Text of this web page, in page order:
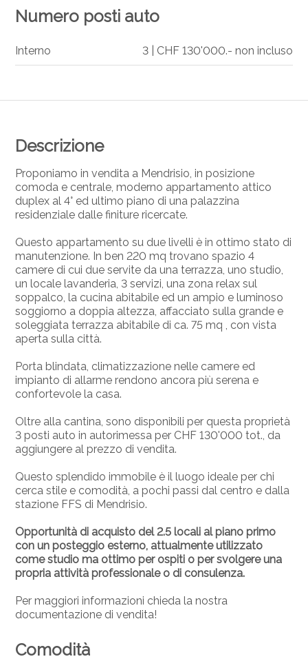
Descrizione
Proponiamo in vendita a Mendrisio, in posizione
comoda e centrale, moderno appartamento attico
duplex al 4° ed ultimo piano di una palazzina
residenziale dalle finiture ricercate.
Questo appartamento su due livelli è in ottimo stato di
manutenzione. In ben 220 mq trovano spazio 4
camere di cui due servite da una terrazza, uno studio,
un locale lavanderia, 3 servizi, una zona relax sul
soppalco, la cucina abitabile ed un ampio e luminoso
soggiorno a doppia altezza, affacciato sulla grande e
soleggiata terrazza abitabile di ca. 75 mq , con vista
aperta sulla città.
Porta blindata, climatizzazione nelle camere ed
impianto di allarme rendono ancora più serena e
confortevole la casa.
Oltre alla cantina, sono disponibili per questa proprietà
3 posti auto in autorimessa per CHF 130'000 tot., da
aggiungere al prezzo di vendita.
Questo splendido immobile è il luogo ideale per chi
cerca stile e comodità, a pochi passi dal centro e dalla
stazione FFS di Mendrisio.
Opportunità di acquisto del 2.5 locali al piano primo
con un posteggio esterno, attualmente utilizzato
come studio ma ottimo per ospiti o per svolgere una
propria attività professionale o di consulenza.
Per maggiori informazioni chieda la nostra
documentazione di vendita!
Comodità
Numero posti auto
Interno 3 | CHF 130'000.- non incluso